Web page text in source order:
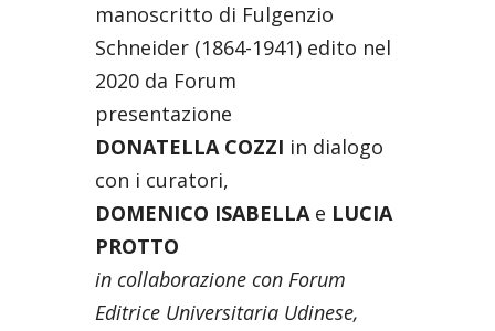
manoscritto di Fulgenzio
Schneider (1864-1941) edito nel
2020 da Forum
presentazione
DONATELLA COZZI in dialogo
con i curatori,
DOMENICO ISABELLAe LUCIA
PROTTO
in collaborazione con Forum
Editrice Universitaria Udinese,